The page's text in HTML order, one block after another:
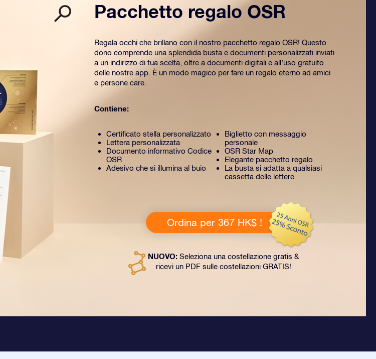
Pacchetto regalo OSR
Regala occhi che brillano con il nostro pacchetto regalo OSR! Questo
dono comprende una splendida busta e documenti personalizzati inviati
a un indirizzo di tua scelta, oltre a documenti digitali e all’uso gratuito
delle nostre app. È un modo magico per fare un regalo eterno ad amici
e persone care.
Contiene:
Certificato stella personalizzato
Lettera personalizzata
Documento informativo Codice
OSR
Adesivo che si illumina al buio
Biglietto con messaggio
personale
OSR Star Map
Elegante pacchetto regalo
La busta si adatta a qualsiasi
cassetta delle lettere
Ordina per 367 HK$ !
NUOVO: Seleziona una costellazione gratis &
ricevi un PDF sulle costellazioni GRATIS!